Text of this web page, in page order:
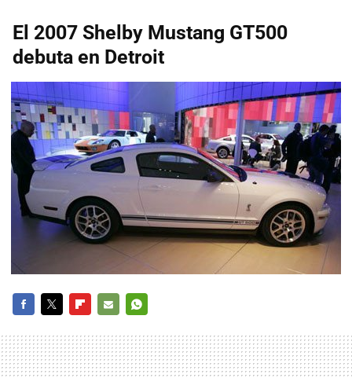
El 2007 Shelby Mustang GT500
debuta en Detroit
MAIL